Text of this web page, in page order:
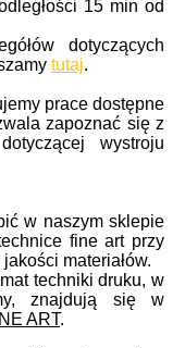
15 min od
dotyczących
tutaj.
prace dostępne
zapoznać się z
wystroju
w naszym sklepie
fine art przy
materiałów.
techniki druku, w
znajdują się w
ART.